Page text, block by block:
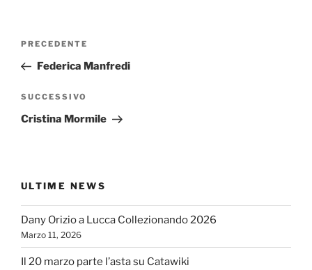
Navigazione
Articolo
precedente:
PRECEDENTE
Federica Manfredi
Articolo
successivo
SUCCESSIVO
Cristina Mormile
ULTIME NEWS
Dany Orizio a Lucca Collezionando 2026
Marzo 11, 2026
Il 20 marzo parte l’asta su Catawiki